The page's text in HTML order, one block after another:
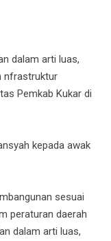
dalam arti luas,
nfrastruktur
Pemkab Kukar di
kepada awak
sesuai
peraturan daerah
dalam arti luas,